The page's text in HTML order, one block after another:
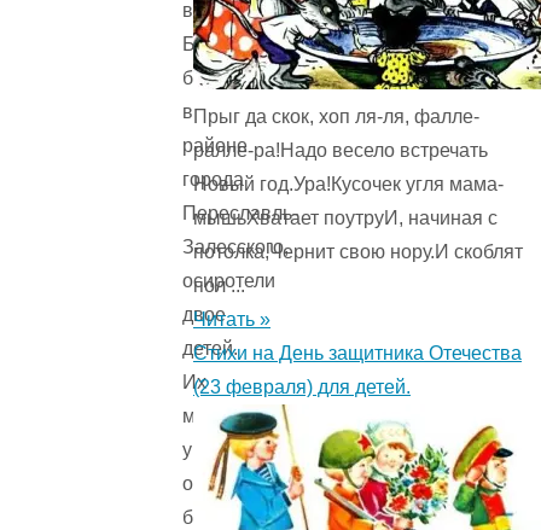
возле
Блудова
болота,
в
районе
города
Переславль-
Залесского,
осиротели
двое
детей.
Их
мать
умерла
от
болезни,
Прыг да скок, хоп ля-ля, фалле-
ралле-ра!Надо весело встречать
Новый год.Ура!Кусочек угля мама-
мышьХватает поутруИ, начиная с
потолка,Чернит свою нору.И скоблят
пол ...
Читать »
Стихи на День защитника Отечества
(23 февраля) для детей.